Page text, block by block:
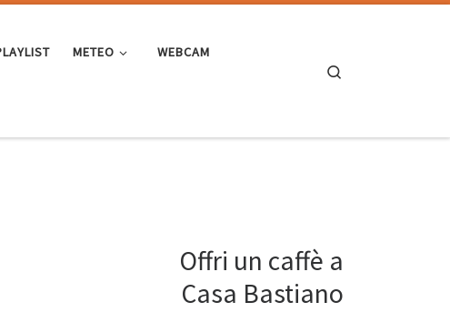
METEO WEBCAM
Offri un caffè a
Casa Bastiano